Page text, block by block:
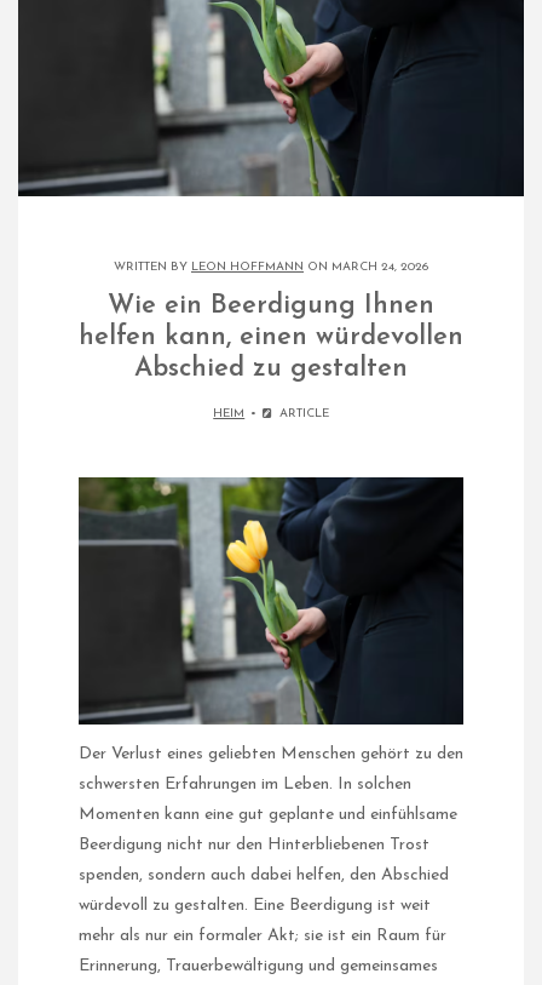
WRITTEN BY LEON HOFFMANN ON MARCH 24, 2026
Wie ein Beerdigung Ihnen
helfen kann, einen würdevollen
Abschied zu gestalten
HEIM ARTICLE
Der Verlust eines geliebten Menschen gehört zu den
schwersten Erfahrungen im Leben. In solchen
Momenten kann eine gut geplante und einfühlsame
Beerdigung nicht nur den Hinterbliebenen Trost
spenden, sondern auch dabei helfen, den Abschied
würdevoll zu gestalten. Eine Beerdigung ist weit
mehr als nur ein formaler Akt; sie ist ein Raum für
Erinnerung, Trauerbewältigung und gemeinsames